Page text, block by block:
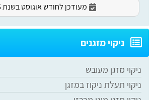
מעודכן לחודש אוגוסט בשנת 2026
ניקוי מזגנים
ניקוי מזגן מעובש
ניקוי תעלת ניקוז במזגן